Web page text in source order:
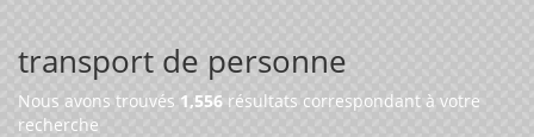
transport de personne
Nous avons trouvés 1,556 résultats correspondant à votre
recherche